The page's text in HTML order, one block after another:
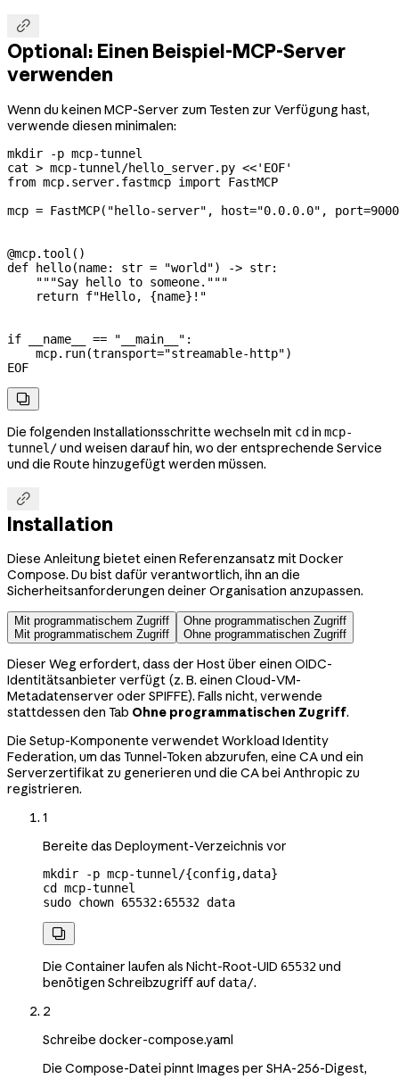

Optional: Einen Beispiel-MCP-Server
verwenden
Wenn du keinen MCP-Server zum Testen zur Verfügung hast,
verwende diesen minimalen:
mkdir -p mcp-tunnel
cat > mcp-tunnel/hello_server.py <<'EOF'
from mcp.server.fastmcp import FastMCP
mcp = FastMCP("hello-server", host="0.0.0.0",
@mcp.tool()
def hello(name: str = "world") -> str:
    """Say hello to someone."""
    return f"Hello, {name}!"
if __name__ == "__main__":
    mcp.run(transport="streamable-http")
EOF

Die folgenden Installationsschritte wechseln mit cdin mcp-
tunnel/und weisen darauf hin, wo der entsprechende Service
und die Route hinzugefügt werden müssen.

Installation
Diese Anleitung bietet einen Referenzansatz mit Docker
Compose. Du bist dafür verantwortlich, ihn an die
Sicherheitsanforderungen deiner Organisation anzupassen.
Mit programmatischem Zugriff
Mit programmatischem Zugriff
Ohne programmatischen Zugriff
Ohne programmatischen Zugriff
Dieser Weg erfordert, dass der Host über einen OIDC-
Identitätsanbieter verfügt (z. B. einen Cloud-VM-
Metadatenserver oder SPIFFE). Falls nicht, verwende
stattdessen den Tab Ohne programmatischen Zugriff.
Die Setup-Komponente verwendet Workload Identity
Federation, um das Tunnel-Token abzurufen, eine CA und ein
Serverzertifikat zu generieren und die CA bei Anthropic zu
registrieren.
1
Bereite das Deployment-Verzeichnis vor
mkdir -p mcp-tunnel/{config,data}
cd
mcp-tunnel
sudo chown 65532:65532 data

Die Container laufen als Nicht-Root-UID 65532und
benötigen Schreibzugriff aufdata/.
2
Schreibe docker-compose.yaml
Die Compose-Datei pinnt Images per SHA-256-Digest,